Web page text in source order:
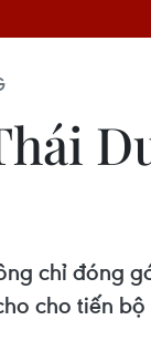
chỉ đóng
cho tiến bộ